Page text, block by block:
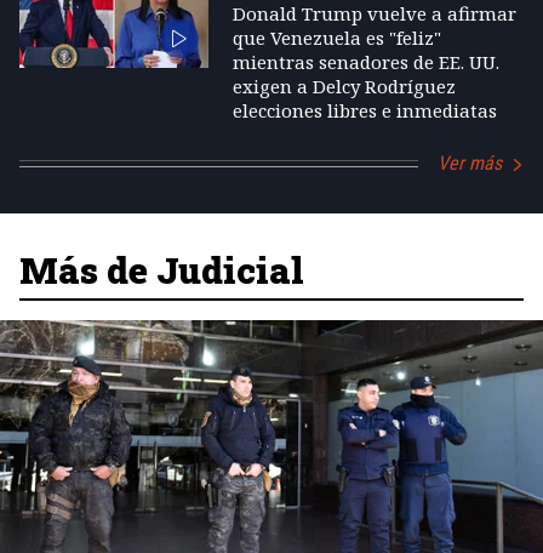
Donald Trump vuelve a afirmar
que Venezuela es "feliz"
mientras senadores de EE. UU.
exigen a Delcy Rodríguez
elecciones libres e inmediatas
Ver más
Más de Judicial